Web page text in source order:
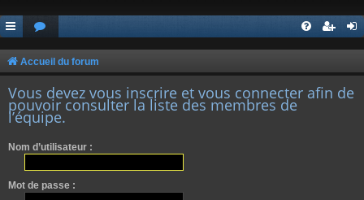
Accueil du forum
Vous devez vous inscrire et vous connecter afin de
pouvoir consulter la liste des membres de
l’équipe.
Nom d’utilisateur :
Mot de passe :